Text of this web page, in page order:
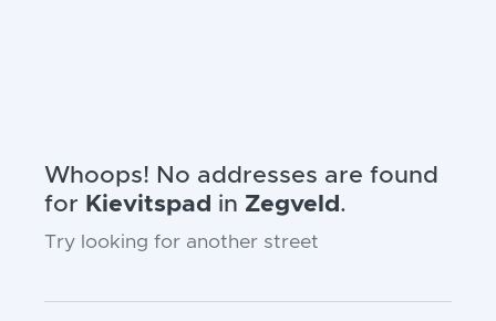
Whoops! No addresses are found
for Kievitspad in Zegveld .
Try looking for another street